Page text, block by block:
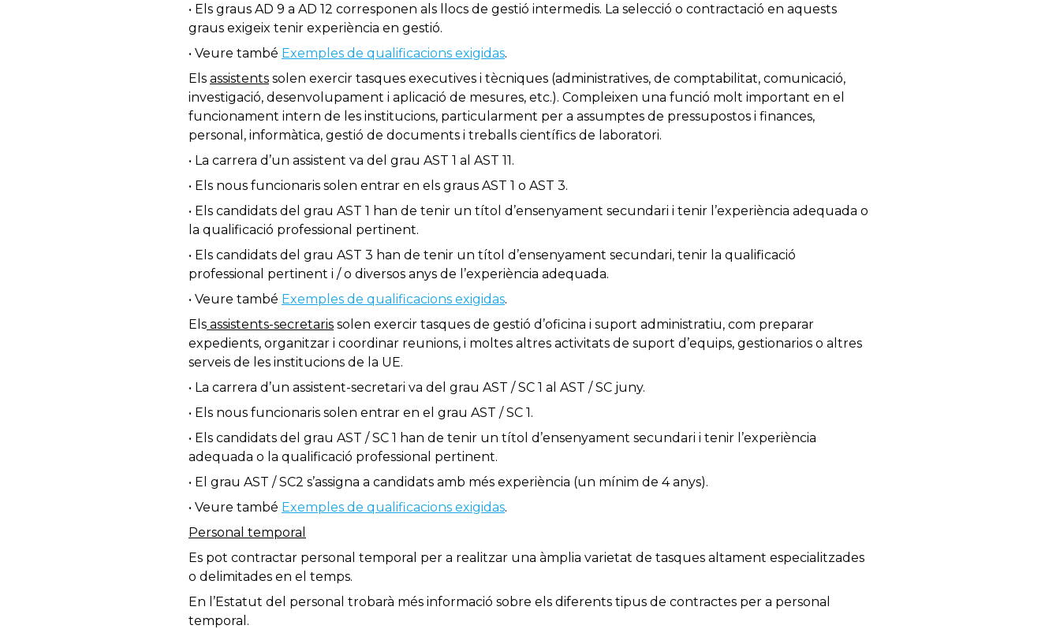
• Els graus AD 9 a AD 12 corresponen als llocs de gestió intermedis. La selecció o contractació en aquests
graus exigeix ​​tenir experiència en gestió.
• Veure també Exemples de qualificacions exigidas.
Els assistents solen exercir tasques executives i tècniques (administratives, de comptabilitat, comunicació,
investigació, desenvolupament i aplicació de mesures, etc.). Compleixen una funció molt important en el
funcionament intern de les institucions, particularment per a assumptes de pressupostos i finances,
personal, informàtica, gestió de documents i treballs científics de laboratori.
• La carrera d’un assistent va del grau AST 1 al AST 11.
• Els nous funcionaris solen entrar en els graus AST 1 o AST 3.
• Els candidats del grau AST 1 han de tenir un títol d’ensenyament secundari i tenir l’experiència adequada o
la qualificació professional pertinent.
• Els candidats del grau AST 3 han de tenir un títol d’ensenyament secundari, tenir la qualificació
professional pertinent i / o diversos anys de l’experiència adequada.
• Veure també Exemples de qualificacions exigidas.
Els assistents-secretaris solen exercir tasques de gestió d’oficina i suport administratiu, com preparar
expedients, organitzar i coordinar reunions, i moltes altres activitats de suport d’equips, gestionarios o altres
serveis de les institucions de la UE.
• La carrera d’un assistent-secretari va del grau AST / SC 1 al AST / SC juny.
• Els nous funcionaris solen entrar en el grau AST / SC 1.
• Els candidats del grau AST / SC 1 han de tenir un títol d’ensenyament secundari i tenir l’experiència
adequada o la qualificació professional pertinent.
• El grau AST / SC2 s’assigna a candidats amb més experiència (un mínim de 4 anys).
• Veure també Exemples de qualificacions exigidas.
Personal temporal
Es pot contractar personal temporal per a realitzar una àmplia varietat de tasques altament especialitzades
o delimitades en el temps.
En l’Estatut del personal trobarà més informació sobre els diferents tipus de contractes per a personal
temporal.